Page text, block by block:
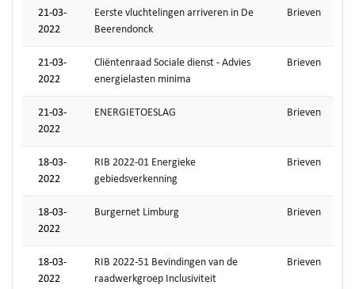
21-03-
2022
Eerste vluchtelingen arriveren in De
Beerendonck
Brieven
21-03-
2022
Cliëntenraad Sociale dienst - Advies
energielasten minima
Brieven
21-03-
2022
ENERGIETOESLAG Brieven
18-03-
2022
RIB 2022-01 Energieke
gebiedsverkenning
Brieven
18-03-
2022
Burgernet Limburg Brieven
18-03-
2022
RIB 2022-51 Bevindingen van de
raadwerkgroep Inclusiviteit
Brieven